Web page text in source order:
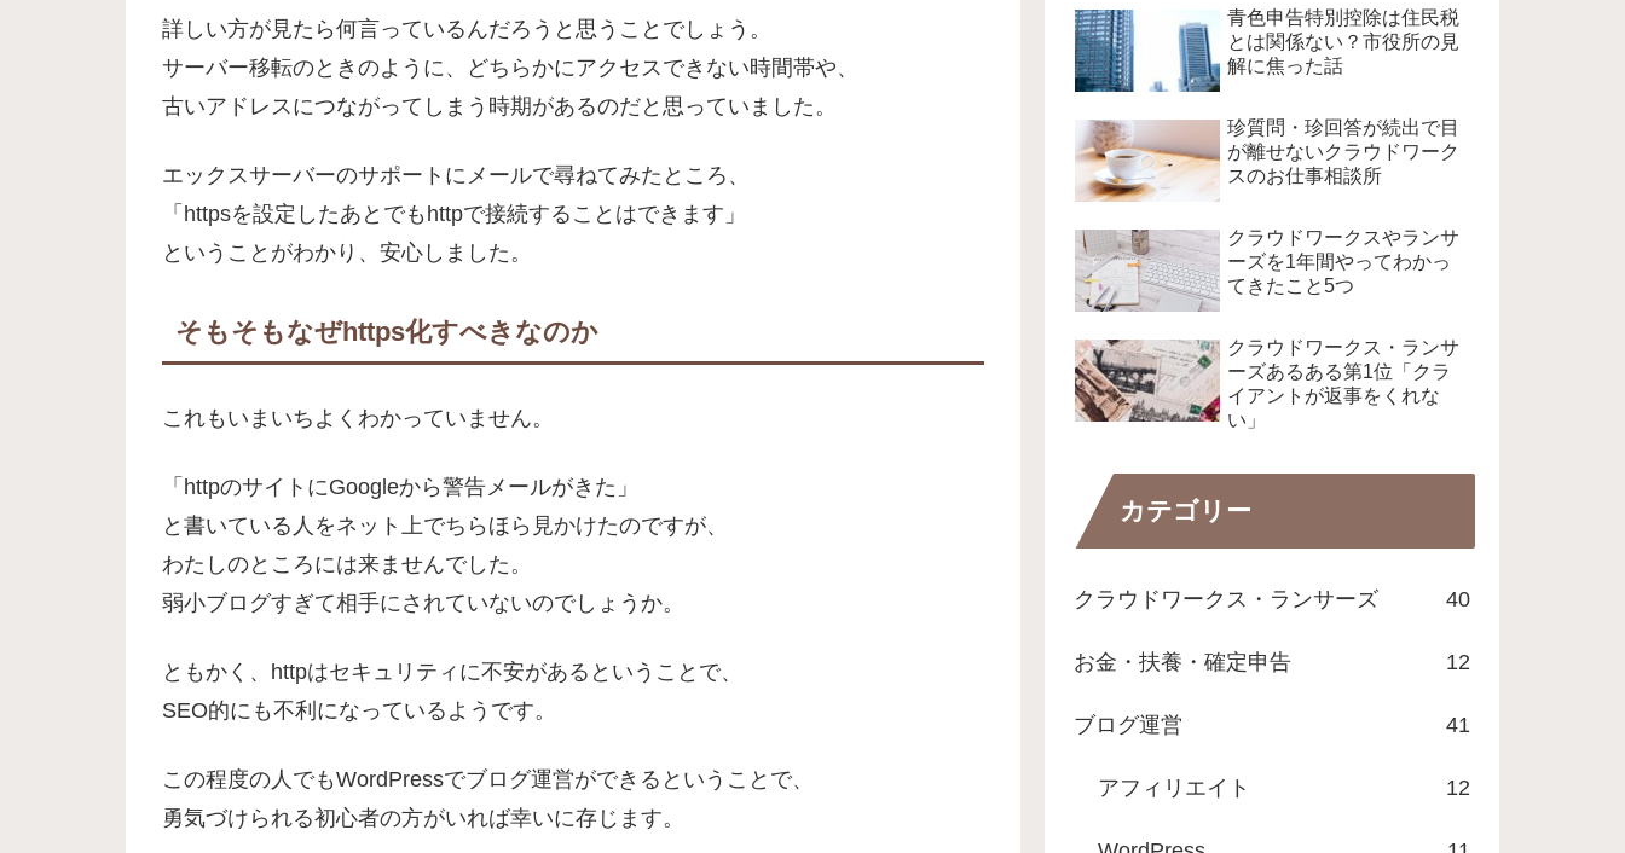
詳しい方が見たら何言っているんだろうと思うことでしょう。
サーバー移転のときのように、どちらかにアクセスできない時間帯や、
古いアドレスにつながってしまう時期があるのだと思っていました。
エックスサーバーのサポートにメールで尋ねてみたところ、
「httpsを設定したあとでもhttpで接続することはできます」
ということがわかり、安心しました。
そもそもなぜhttps化すべきなのか
これもいまいちよくわかっていません。
「httpのサイトにGoogleから警告メールがきた」
と書いている人をネット上でちらほら見かけたのですが、
わたしのところには来ませんでした。
弱小ブログすぎて相手にされていないのでしょうか。
ともかく、httpはセキュリティに不安があるということで、
SEO的にも不利になっているようです。
この程度の人でもWordPressでブログ運営ができるということで、
勇気づけられる初心者の方がいれば幸いに存じます。
青色申告特別控除は住民税
とは関係ない？市役所の見
解に焦った話
珍質問・珍回答が続出で目
が離せないクラウドワーク
スのお仕事相談所
クラウドワークスやランサ
ーズを1年間やってわかっ
てきたこと5つ
クラウドワークス・ランサ
ーズあるある第1位「クラ
イアントが返事をくれな
い」
カテゴリー
クラウドワークス・ランサーズ 40
お金・扶養・確定申告 12
ブログ運営 41
アフィリエイト 12